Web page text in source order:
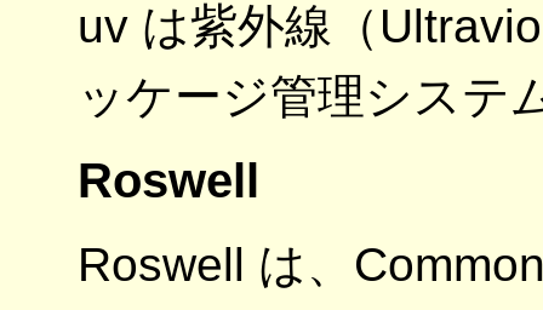
uv は紫外線（
ッケージ管理システ
Roswell
Roswell は、